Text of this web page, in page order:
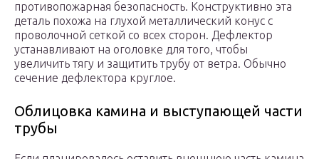
противопожарная безопасность. Конструктивно эта
деталь похожа на глухой металлический конус с
проволочной сеткой со всех сторон. Дефлектор
устанавливают на оголовке для того, чтобы
увеличить тягу и защитить трубу от ветра. Обычно
сечение дефлектора круглое.
Облицовка камина и выступающей части
трубы